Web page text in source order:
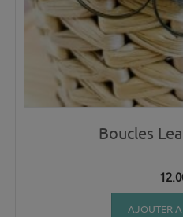
Boucles
AJOUTER